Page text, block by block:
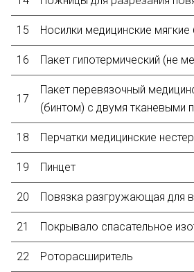
15 Носилки медицинские
16 Пакет гипотермический (не
17
Пакет перевязочный
(бинтом) с двумя тканевыми
18 Перчатки медицинские
19 Пинцет
20 Повязка разгружающая для
21 Покрывало спасательное
22 Роторасширитель